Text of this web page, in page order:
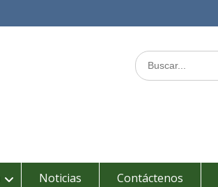
Noticias Contáctenos